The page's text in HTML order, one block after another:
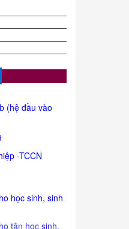
(hệ đầu vào
-TCCN
học sinh, sinh
tân học sinh,